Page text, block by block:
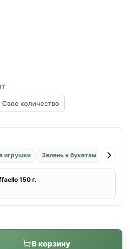
Свое количество
игрушки Зелень к букетам
150 г.
В корзину